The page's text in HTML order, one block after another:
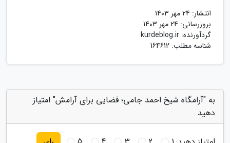
انتشار: 24 مهر 1403
بروزرسانی: 24 مهر 1403
گردآورنده: kurdeblog.ir
شناسه مطلب: 164612
به "آرامگاه شیخ احمد جامی؛ فضایی برای آرامش" امتیاز
دهید